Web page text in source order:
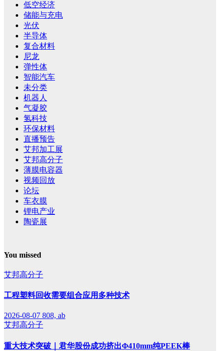
低空经济
储能与充电
光伏
半导体
复合材料
尼龙
弹性体
智能汽车
未分类
机器人
气凝胶
氢科技
环保材料
直播预告
艾邦加工展
艾邦高分子
薄膜电容器
视频回放
论坛
车衣膜
锂电产业
陶瓷展
You missed
艾邦高分子
工程塑料回收需要组合应用多种技术
2026-08-07 808, ab
艾邦高分子
重大技术突破｜君华股份成功挤出Φ410mm纯PEEK棒